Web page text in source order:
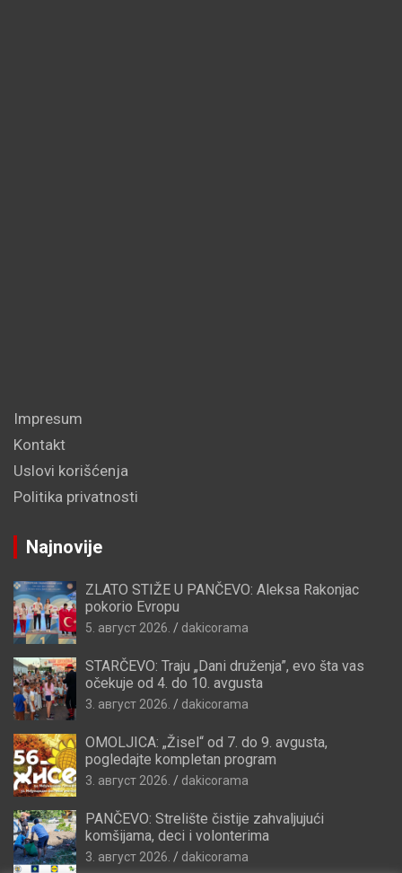
Impresum
Kontakt
Uslovi korišćenja
Politika privatnosti
Najnovije
ZLATO STIŽE U PANČEVO: Aleksa Rakonjac
pokorio Evropu
5. август 2026. dakicorama
STARČEVO: Traju „Dani druženja”, evo šta vas
očekuje od 4. do 10. avgusta
3. август 2026. dakicorama
OMOLJICA: „Žisel“ od 7. do 9. avgusta,
pogledajte kompletan program
3. август 2026. dakicorama
PANČEVO: Strelište čistije zahvaljujući
komšijama, deci i volonterima
3. август 2026. dakicorama